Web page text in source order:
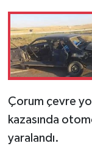
Çorum çevre
kazasında
yaralandı.